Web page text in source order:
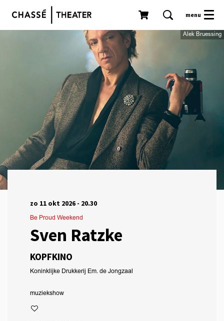
menu
Alek Bruessing
Sven Ratzke
KOPFKINO
Be Proud Weekend
zo 11 okt 2026 - 20.30
Koninklijke Drukkerij Em. de Jongzaal
muziekshow